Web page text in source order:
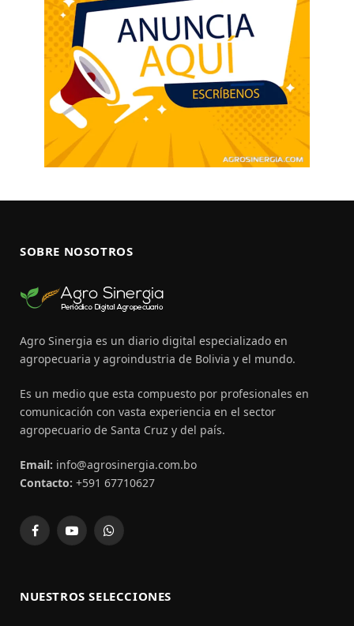
SOBRE NOSOTROS
Agro Sinergia es un diario digital especializado en
agropecuaria y agroindustria de Bolivia y el mundo.
Es un medio que esta compuesto por profesionales en
comunicación con vasta experiencia en el sector
agropecuario de Santa Cruz y del país.
Email: info@agrosinergia.com.bo
Contacto: +591 67710627
FacebookYouTubeWhatsApp
NUESTROS SELECCIONES